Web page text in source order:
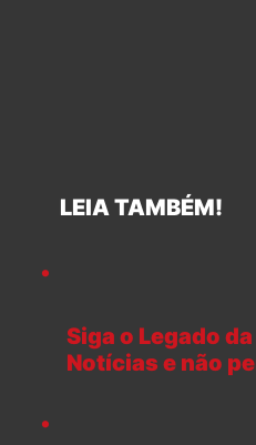
LEIA TAMBÉM!
Siga o Legado
Notícias e não